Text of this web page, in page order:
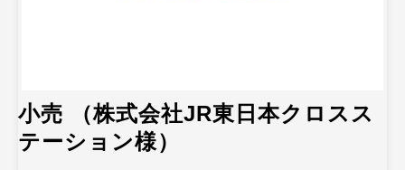
小売 （株式会社JR東日本クロスス
テーション様）